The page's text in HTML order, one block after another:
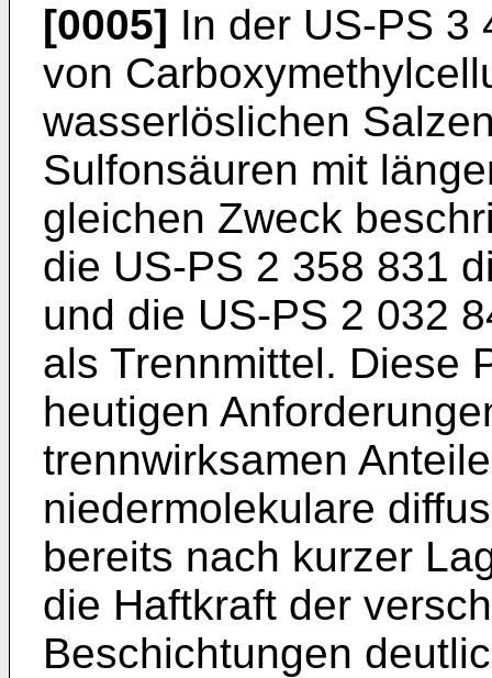
[0005] In der US-PS 3
von
wasserlöslichen
Sulfonsäuren mit
gleichen Zweck
die US-PS 2 358 831
und die US-PS 2 032
als Trennmittel. Diese
heutigen
trennwirksamen
niedermolekulare
bereits nach kurzer
die Haftkraft der
Beschichtungen